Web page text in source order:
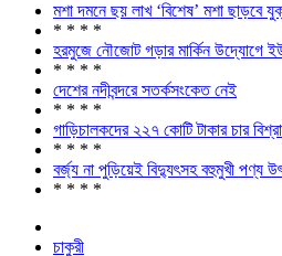
মশা দমনে ছয় লাখ ‘বিশেষ’ মশা ছাড়বে
* * * *
হরমুজে নৌজোট গড়ার মার্কিন উদ্যোগে
* * * *
দেশের নদীবন্দরে সতর্কসংকেত নেই
* * * *
গাড়িচালকদের ২২৭ কোটি টাকার চার
* * * *
বর্জ্য না পুড়িয়েই বিদ্যুৎসহ বহুমুখী পণ্য
* * * *
চাকুরী